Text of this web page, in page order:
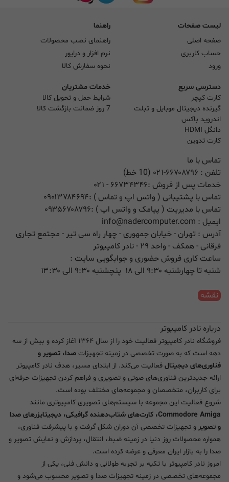
لیست صفحات
صفحه اصلی
حساب کاربری
ورود
راهنما
راهنمای نصب محصولات
نرم افزار و درایور
نحوه سفارش کالا
دسترسی سریع
کارت کپچر
گیرنده دیجیتال موبایل و تبلت
اندروید باکس
دانگل HDMI
کارت تدوین
خدمات مشتریان
شرایط حمل و تحویل کالا
7 روز ضمانت بازگشت کالا
تماس با ما
تلفن : ۰۲۱-۶۶۷۰۸۷۹۶ (10 خط)
خدمات پس از فروش :۶۶۷۳۴۳۴۶ - ۰۲۱
تماس با پشتیبانی ( واتس اپ و تماس ) :۰۹۰۱۳۷۸۴۶۹۴
تماس با مدیریت ( پیامک و واتس اپ ) :۰۹۳۵۶۷۰۸۷۹۶
ایمیل : info@nadercomputer.com
آدرس : تهران - خیابان جمهوری - چهار راه سی تیر - مجتمع تجاری
فرقانی - همکف - واحد ۲۹ - نادر کامپیوتر
ساعت کاری فروش حضوری و جوابگویی سایت :
شنبه تا چهارشنبه ۹:۳۰ الی ۱۸ پنچشنبه ۹:۳۰ الی ۱۳:۳۰
نقشه
درباره نادر کامپیوتر
فروشگاه نادر کامپیوتر فعالیت خود را از سال ۱۳۶۴ آغاز کرده و بیش از سه
دهه است که به صورت تخصصی در زمینه تجهیزات صدا، تصویر و
فناوری‌های دیجیتال فعالیت می‌کند. از ابتدای مسیر، هدف نادر کامپیوتر
ارائه جدیدترین فناوری‌های صوتی و تصویری و فراهم کردن تجهیزات حرفه‌ای
برای کاربران، متخصصان و مجموعه‌های مختلف بوده است.
شروع فعالیت این مجموعه با سیستم‌های تصویری کامپیوتری مانند
Commodore Amiga، کارت‌های شتاب‌دهنده گرافیکی، دیجیتایزرهای صدا
و تصویر و تجهیزات تخصصی آن دوران شکل گرفت و با پیشرفت فناوری،
همواره محصولات روز دنیا در زمینه ضبط، انتقال، پردازش و نمایش تصویر و
صدا را به بازار ایران معرفی و عرضه کرده است.
امروز نادر کامپیوتر با تکیه بر تجربه طولانی و دانش فنی، یکی از
مجموعه‌های تخصصی در زمینه تجهیزات صدا و تصویر محسوب می‌شود و